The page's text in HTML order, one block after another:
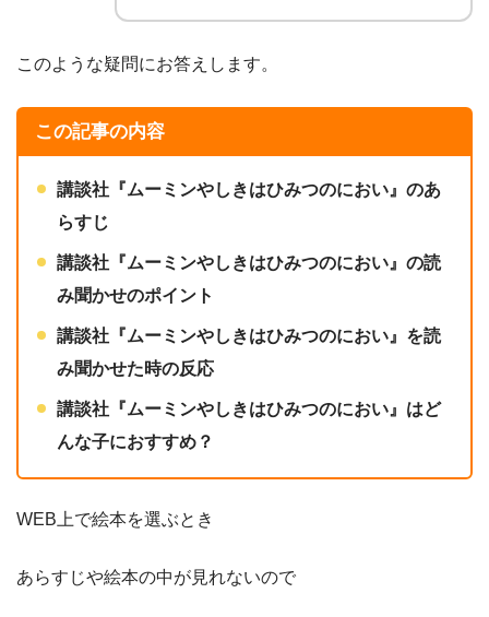
このような疑問にお答えします。
この記事の内容
講談社 『ムーミンやしきはひみつのにおい』のあ
らすじ
講談社 『ムーミンやしきはひみつのにおい』の読
み聞かせのポイント
講談社 『ムーミンやしきはひみつのにおい』 を読
み聞かせた時の反応
講談社 『ムーミンやしきはひみつのにおい』 はど
んな子におすすめ？
WEB上で絵本を選ぶとき
あらすじや絵本の中が見れないので